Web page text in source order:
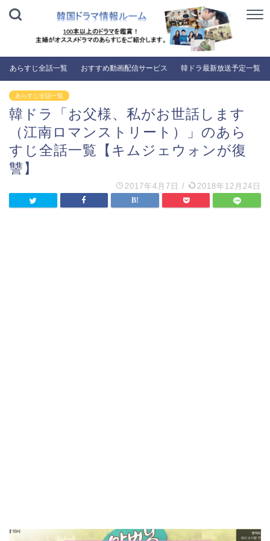
あらすじ全話一覧 おすすめ動画配信サービス 韓ドラ最新放送予定一覧
あらすじ全話一覧
韓ドラ「お父様、私がお世話します
（江南ロマンストリート）」のあら
すじ全話一覧【キムジェウォンが復
讐】
2017年4月7日 / 2018年12月24日